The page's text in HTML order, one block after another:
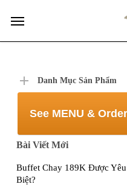
main
Menu
Danh Mục Sản Phẩm
See MENU & Order
Bài Viết Mới
Buffet Chay 189K Được
Biệt?